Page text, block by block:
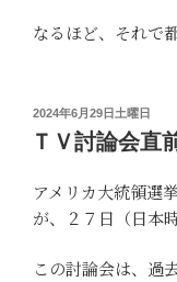
なるほど、それで
投
稿
日:
2024年6月29日土曜日
ＴＶ討論会直
アメリカ大統領選
が、２７日（日本
この討論会は、過